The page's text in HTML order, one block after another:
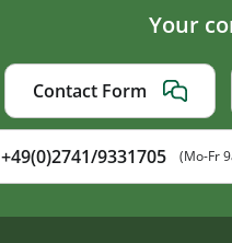
Your
Contact Form
+49(0)2741/9331705 (Mo-Fr